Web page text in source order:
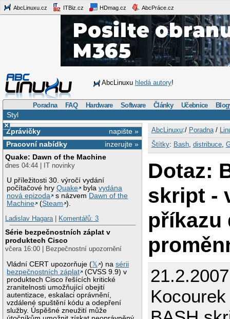
AbcLinuxu.cz ITBiz.cz HDmag.cz AbcPráce.cz
AbcLinuxu hledá autory!
Poradna FAQ Hardware Software Články Učebnice
Styl
×
napište »
Zprávičky
inzerujte »
Pracovní nabídky
Quake: Dawn of the Machine
dnes 04:44 | IT novinky
U příležitosti 30. výročí vydání
počítačové hryQuake bylavydána
nová epizoda
s názvem Dawn of the
Machine
(Steam ).
Ladislav Hagara| Komentářů: 3
Série bezpečnostních záplat v
produktech Cisco
včera 16:00 | Bezpečnostní upozornění
Vládní CERT upozorňuje (𝕏 ) nasérii
bezpečnostních záplat
(CVSS 9.9) v
produktech Cisco řešících kritické
zranitelnosti umožňující obejití
autentizace, eskalaci oprávnění,
vzdálené spuštění kódu a odepření
služby. Úspěšné zneužití může
AbcLinuxu:/ Poradna/
Štítky: Bash, distribuce,
Dotaz:
skript -
příkazu
Kocourek